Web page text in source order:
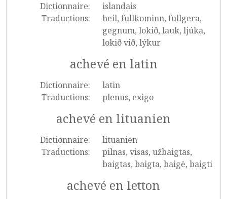
Dictionnaire:
islandais
Traductions:
heil, fullkominn, fullgera,
gegnum, lokið, lauk, ljúka,
lokið við, lýkur
achevé en latin
Dictionnaire:
latin
Traductions:
plenus, exigo
achevé en lituanien
Dictionnaire:
lituanien
Traductions:
pilnas, visas, užbaigtas,
baigtas, baigta, baigė, baigti
achevé en letton